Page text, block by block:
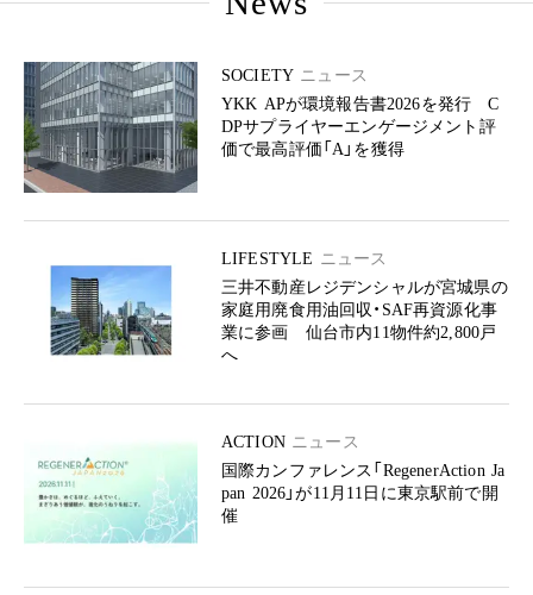
SOCIETY ニュース
YKK APが環境報告書2026を発行 C
DPサプライヤーエンゲージメント評
価で最高評価「A」を獲得
LIFESTYLE ニュース
三井不動産レジデンシャルが宮城県の
家庭用廃食用油回収・SAF再資源化事
業に参画 仙台市内11物件約2,800戸
へ
ACTION ニュース
国際カンファレンス「RegenerAction Ja
pan 2026」が11月11日に東京駅前で開
催